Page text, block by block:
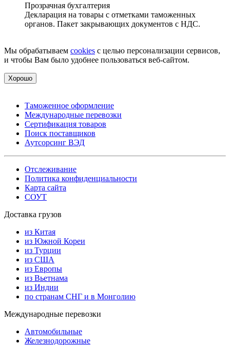
Прозрачная бухгалтерия
Декларация на товары с отметками таможенных
органов. Пакет закрывающих документов с НДС.
Мы обрабатываем cookies с целью персонализации сервисов,
и чтобы Вам было удобнее пользоваться веб-сайтом.
Хорошо
Таможенное оформление
Международные перевозки
Сертификация товаров
Поиск поставщиков
Аутсорсинг ВЭД
Отслеживание
Политика конфиденциальности
Карта сайта
СОУТ
Доставка грузов
из Китая
из Южной Кореи
из Турции
из США
из Европы
из Вьетнама
из Индии
по странам СНГ и в Монголию
Международные перевозки
Автомобильные
Железнодорожные